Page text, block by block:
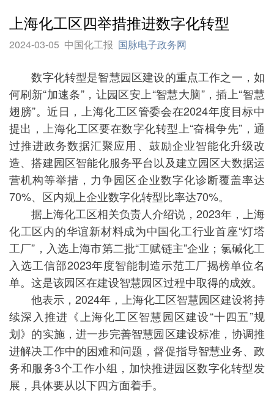
上海化工区四举措推进数字化转型
2024-03-05 中国化工报 国脉电子政务网
数字化转型是智慧园区建设的重点工作之一，如
何刷新“加速条”，让园区安上“智慧大脑”，插上“智慧
翅膀”。近日，上海化工区管委会在2024年度目标中
提出，上海化工区要在数字化转型上“奋楫争先”，通
过推进政务数据汇聚应用、鼓励企业智能化升级改
造、搭建园区智能化服务平台以及建立园区大数据运
营机构等举措，力争园区企业数字化诊断覆盖率达
70%、区内规上企业数字化转型比率达70%。
据上海化工区相关负责人介绍说，2023年，上海
化工区内的华谊新材料成为中国化工行业首座“灯塔
工厂”，入选上海市第二批“工赋链主”企业；氯碱化工
入选工信部2023年度智能制造示范工厂揭榜单位名
单。这是该园区在建设智慧园区过程中取得的成效。
他表示，2024年，上海化工区智慧园区建设将持
续深入推进《上海化工区智慧园区建设“十四五”规
划》的实施，进一步完善智慧园区建设标准，协调推
进解决工作中的困难和问题，督促指导智慧业务、政
务和服务3个工作小组，加快推进园区数字化转型发
展，具体要从以下四方面着手。